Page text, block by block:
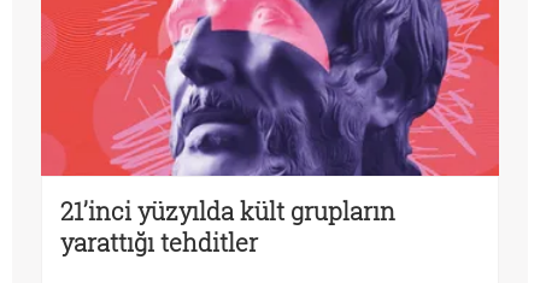
21’inci yüzyılda kült grupların
yarattığı tehditler